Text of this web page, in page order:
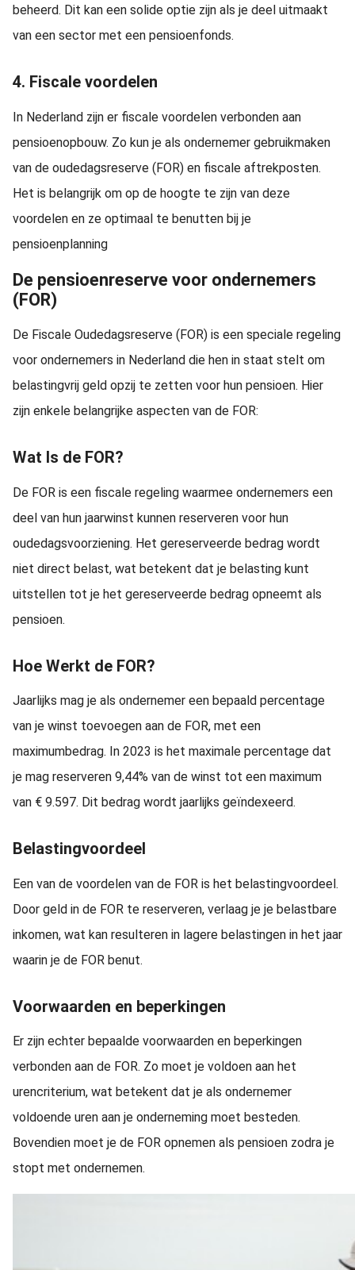
beheerd. Dit kan een solide optie zijn als je deel uitmaakt
van een sector met een pensioenfonds.
4. Fiscale voordelen
In Nederland zijn er fiscale voordelen verbonden aan
pensioenopbouw. Zo kun je als ondernemer gebruikmaken
van de oudedagsreserve (FOR) en fiscale aftrekposten.
Het is belangrijk om op de hoogte te zijn van deze
voordelen en ze optimaal te benutten bij je
pensioenplanning
De pensioenreserve voor ondernemers
(FOR)
De Fiscale Oudedagsreserve (FOR) is een speciale regeling
voor ondernemers in Nederland die hen in staat stelt om
belastingvrij geld opzij te zetten voor hun pensioen. Hier
zijn enkele belangrijke aspecten van de FOR:
Wat Is de FOR?
De FOR is een fiscale regeling waarmee ondernemers een
deel van hun jaarwinst kunnen reserveren voor hun
oudedagsvoorziening. Het gereserveerde bedrag wordt
niet direct belast, wat betekent dat je belasting kunt
uitstellen tot je het gereserveerde bedrag opneemt als
pensioen.
Hoe Werkt de FOR?
Jaarlijks mag je als ondernemer een bepaald percentage
van je winst toevoegen aan de FOR, met een
maximumbedrag. In 2023 is het maximale percentage dat
je mag reserveren 9,44% van de winst tot een maximum
van € 9.597. Dit bedrag wordt jaarlijks geïndexeerd.
Belastingvoordeel
Een van de voordelen van de FOR is het belastingvoordeel.
Door geld in de FOR te reserveren, verlaag je je belastbare
inkomen, wat kan resulteren in lagere belastingen in het jaar
waarin je de FOR benut.
Voorwaarden en beperkingen
Er zijn echter bepaalde voorwaarden en beperkingen
verbonden aan de FOR. Zo moet je voldoen aan het
urencriterium, wat betekent dat je als ondernemer
voldoende uren aan je onderneming moet besteden.
Bovendien moet je de FOR opnemen als pensioen zodra je
stopt met ondernemen.